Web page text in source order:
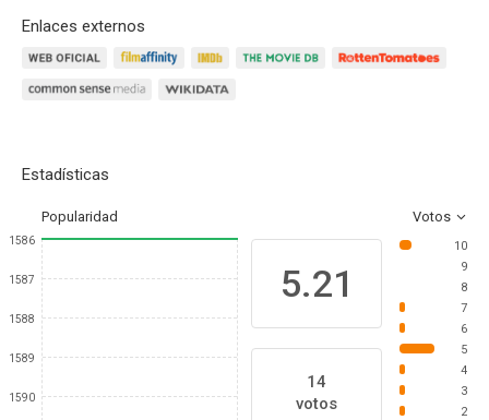
Enlaces externos
Estadísticas
Popularidad Votos
1586
1587
1588
1589
1590
5.21
14
votos
10
9
8
7
6
5
4
3
2